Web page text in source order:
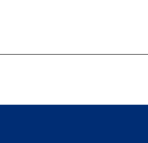
enthält 0 Pflichtfelder.